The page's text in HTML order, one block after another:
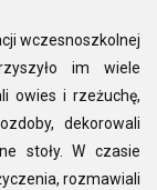
wczesnoszkolnej
im wiele
owies i rzeżuchę,
dekorowali
stoły. W czasie
rozmawiali